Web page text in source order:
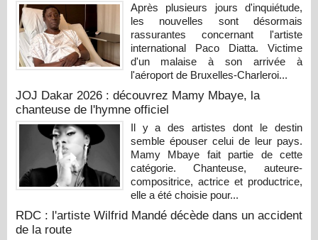
Après plusieurs jours d'inquiétude,
les nouvelles sont désormais
rassurantes concernant l'artiste
international Paco Diatta. Victime
d'un malaise à son arrivée à
l'aéroport de Bruxelles-Charleroi...
JOJ Dakar 2026 : découvrez Mamy Mbaye, la
chanteuse de l'hymne officiel
Il y a des artistes dont le destin
semble épouser celui de leur pays.
Mamy Mbaye fait partie de cette
catégorie. Chanteuse, auteure-
compositrice, actrice et productrice,
elle a été choisie pour...
RDC : l'artiste Wilfrid Mandé décède dans un accident
de la route